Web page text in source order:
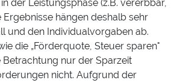
der Leistungsphase (z.B. vererbbar,
Ergebnisse hängen deshalb sehr
und den Individualvorgaben ab.
die „Förderquote, Steuer sparen"
Betrachtung nur der Sparzeit
nicht. Aufgrund der